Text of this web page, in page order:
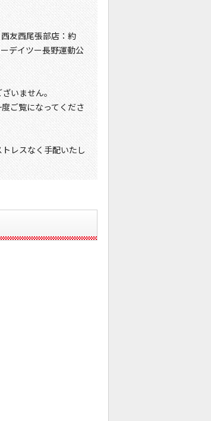
友西尾張部店：約
デイツー長野運動公
いません。
ご覧になってくださ
レスなく手配いたし